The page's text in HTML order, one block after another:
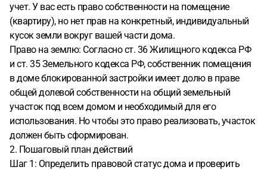
учет. У вас есть право собственности на помещение
(квартиру), но нет прав на конкретный, индивидуальный
кусок земли вокруг вашей части дома.
Право на землю: Согласно ст. 36 Жилищного кодекса РФ
и ст. 35 Земельного кодекса РФ, собственник помещения
в доме блокированной застройки имеет долю в праве
общей долевой собственности на общий земельный
участок под всем домом и необходимый для его
использования. Но чтобы это право реализовать, участок
должен быть сформирован.
2. Пошаговый план действий
Шаг 1: Определить правовой статус дома и проверить